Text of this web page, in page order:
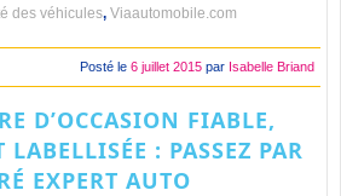
des véhicules, Viaautomobile.com
Posté le 6 juillet 2015 par Isabelle Briand
D’OCCASION FIABLE,
LABELLISÉE : PASSEZ PAR
EXPERT AUTO